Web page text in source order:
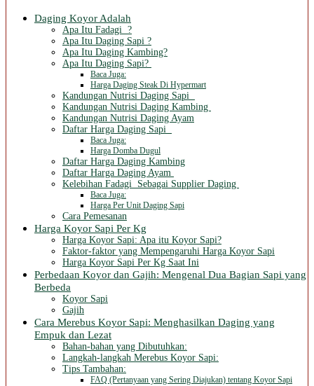
Daging Koyor Adalah
Apa Itu Fadagi ?
Apa Itu Daging Sapi ?
Apa Itu Daging Kambing?
Apa Itu Daging Sapi?
Baca Juga:
Harga Daging Steak Di Hypermart
Kandungan Nutrisi Daging Sapi
Kandungan Nutrisi Daging Kambing
Kandungan Nutrisi Daging Ayam
Daftar Harga Daging Sapi
Baca Juga:
Harga Domba Dugul
Daftar Harga Daging Kambing
Daftar Harga Daging Ayam
Kelebihan Fadagi Sebagai Supplier Daging
Baca Juga:
Harga Per Unit Daging Sapi
Cara Pemesanan
Harga Koyor Sapi Per Kg
Harga Koyor Sapi: Apa itu Koyor Sapi?
Faktor-faktor yang Mempengaruhi Harga Koyor Sapi
Harga Koyor Sapi Per Kg Saat Ini
Perbedaan Koyor dan Gajih: Mengenal Dua Bagian Sapi yang
Berbeda
Koyor Sapi
Gajih
Cara Merebus Koyor Sapi: Menghasilkan Daging yang
Empuk dan Lezat
Bahan-bahan yang Dibutuhkan:
Langkah-langkah Merebus Koyor Sapi:
Tips Tambahan:
FAQ (Pertanyaan yang Sering Diajukan) tentang Koyor Sapi